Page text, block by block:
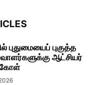
புதுமையைப் புகுத்த
ஆட்சியர்